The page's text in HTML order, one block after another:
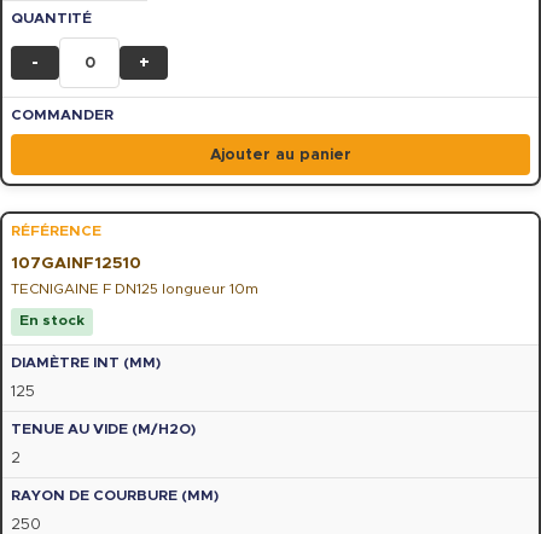
- +
Ajouter au panier
107GAINF12510
TECNIGAINE F DN125 longueur 10m
En stock
125
2
250